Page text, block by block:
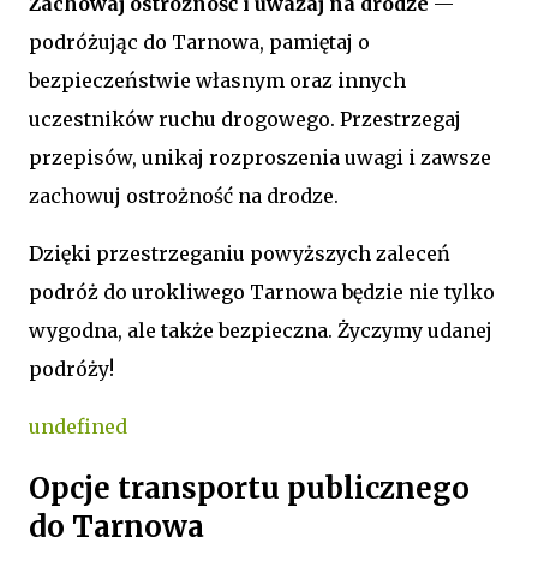
podróżując do Tarnowa, pamiętaj o
bezpieczeństwie własnym oraz innych
uczestników ruchu drogowego. Przestrzegaj
przepisów, unikaj rozproszenia uwagi i zawsze
zachowuj ostrożność na drodze.
Dzięki przestrzeganiu powyższych zaleceń
podróż do urokliwego Tarnowa będzie nie tylko
wygodna, ale także bezpieczna. Życzymy udanej
podróży!
undefined
Opcje transportu publicznego
do Tarnowa